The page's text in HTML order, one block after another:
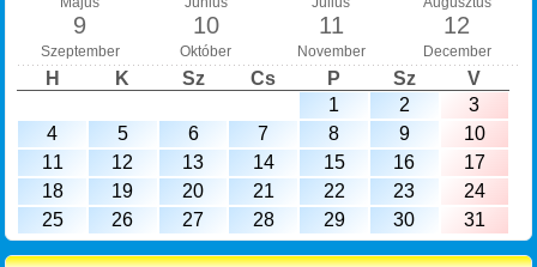
9
Szeptember
10
Október
11
November
12
December
H K Sz Cs P Sz
V
1
2
3
4
5 6 7 8 9
10
11
12 13 14 15 16
17
18
19 20 21 22 23
24
25
26 27 28 29 30 31